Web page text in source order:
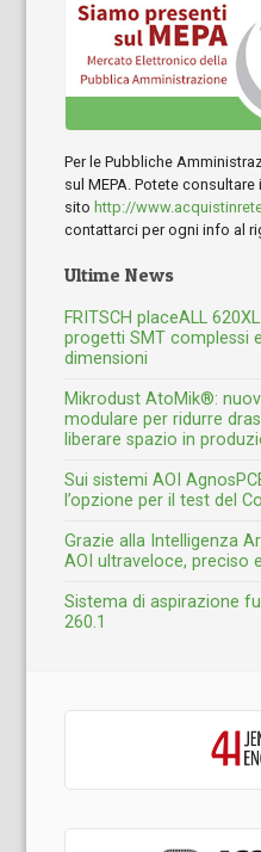
Per le Pubbliche
sul MEPA. Potete
sito http://
contattarci per ogni info al
Ultime News
FRITSCH placeALL
progetti SMT complessi
dimensioni
Mikrodust AtoMik®:
modulare per ridurre
liberare spazio in
Sui sistemi AOI
l’opzione per il test del
Grazie alla Intelligenza
AOI ultraveloce, preciso
Sistema di aspirazione
260.1